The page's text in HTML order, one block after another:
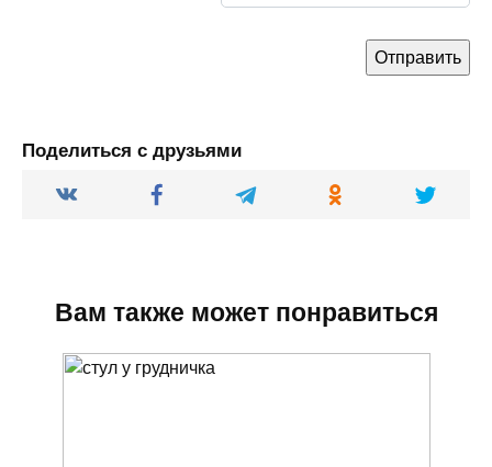
Поделиться с друзьями
Вам также может понравиться